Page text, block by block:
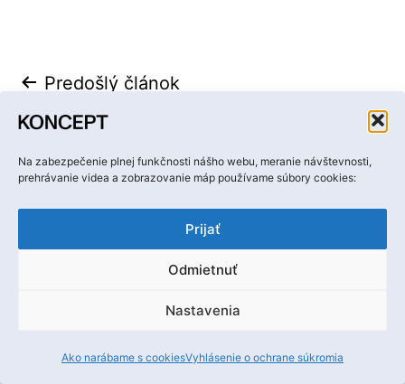
Na zabezpečenie plnej funkčnosti nášho webu, meranie návštevnosti,
prehrávanie videa a zobrazovanie máp používame súbory cookies:
Prijať
Odmietnuť
Nastavenia
Ako narábame s cookiesVyhlásenie o ochrane súkromia
Navigácia
v
článku
Predošlý článok
Boris Meluš: Celá naša štvrť môže
Kniha: Lucia Tóthová,
(Vý)Stavoprojekt Trnava, Trenčín,